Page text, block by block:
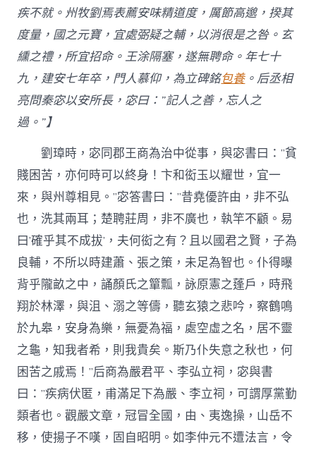
疾不就。州牧劉焉表薦安味精道度，厲節高邈，揆其
度量，國之元寶，宜處弼疑之輔，以消很是之咎。玄
纁之禮，所宜招命。王涂隔塞，遂無聘命。年七十
九，建安七年卒，門人慕仰，為立碑銘包養。后丞相
亮問秦宓以安所長，宓曰：”記人之善，忘人之
過。”】
劉璋時，宓同郡王商為治中從事，與宓書曰：”貧
賤困苦，亦何時可以終身！卞和衒玉以耀世，宜一
來，與州尊相見。”宓答書曰：”昔堯優許由，非不弘
也，洗其兩耳；楚聘莊周，非不廣也，執竿不顧。易
曰’確乎其不成拔’，夫何衒之有？且以國君之賢，子為
良輔，不所以時建蕭、張之策，未足為智也。仆得曝
背乎隴畝之中，誦顏氏之簞瓢，詠原憲之蓬戶，時飛
翔於林澤，與沮、溺之等儔，聽玄猿之悲吟，察鶴鳴
於九皋，安身為樂，無憂為福，處空虛之名，居不靈
之龜，知我者希，則我貴矣。斯乃仆失意之秋也，何
困苦之戚焉！”后商為嚴君平、李弘立祠，宓與書
曰：”疾病伏匿，甫滿足下為嚴、李立祠，可謂厚黨勤
類者也。觀嚴文章，冠冒全國，由、夷逸操，山岳不
移，使揚子不嘆，固自昭明。如李仲元不遭法言，令